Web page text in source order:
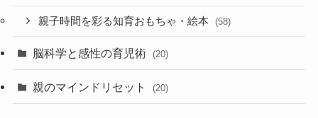
親子時間を彩る知育おもちゃ・絵本 (58)
脳科学と感性の育児術 (20)
親のマインドリセット (20)